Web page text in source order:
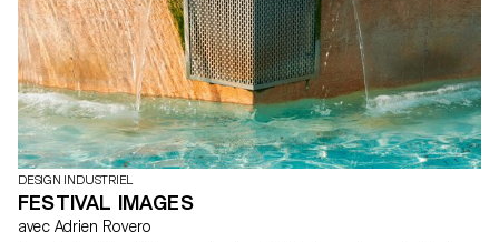
DESIGN INDUSTRIEL
FESTIVAL IMAGES
avec Adrien Rovero